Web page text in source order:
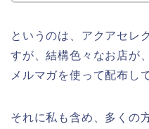
というのは、アクアセレ
すが、結構色々なお店が
メルマガを使って配布し
それに私も含め、多くの